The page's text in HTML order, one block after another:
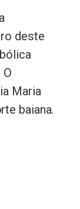
deste
O
Maria
baiana.